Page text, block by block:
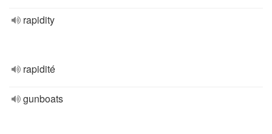
rapidity
rapidité
gunboats